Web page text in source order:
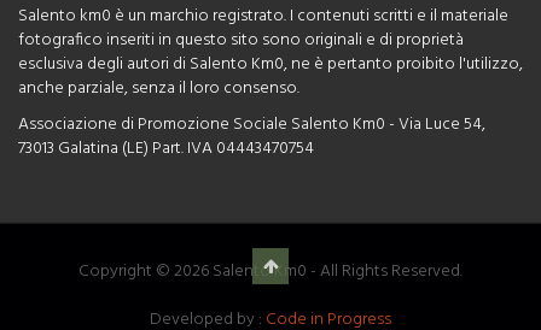
Salento km0 è un marchio registrato. I contenuti scritti e il materiale
fotografico inseriti in questo sito sono originali e di proprietà
esclusiva degli autori di Salento Km0, ne è pertanto proibito l'utilizzo,
anche parziale, senza il loro consenso.
Associazione di Promozione Sociale Salento Km0 - Via Luce 54,
73013 Galatina (LE) Part. IVA 04443470754
Copyright © 2026 Salento Km0 - All Rights Reserved.
Developed by : Code in Progress